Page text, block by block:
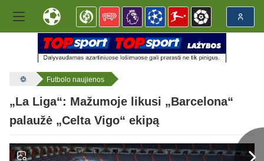
Futbolo naujienos
„La Liga“: Mažumoje likusi „Barcelona“
palaužė „Celta Vigo“ ekipą